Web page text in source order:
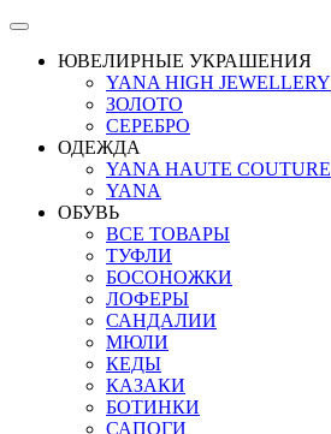
ЮВЕЛИРНЫЕ УКРАШЕНИЯ
YANA HIGH JEWELLERY
ЗОЛОТО
СЕРЕБРО
ОДЕЖДА
YANA HAUTE COUTURE
YANA
ОБУВЬ
ВСЕ ТОВАРЫ
ТУФЛИ
БОСОНОЖКИ
ЛОФЕРЫ
САНДАЛИИ
МЮЛИ
КЕДЫ
КАЗАКИ
БОТИНКИ
САПОГИ